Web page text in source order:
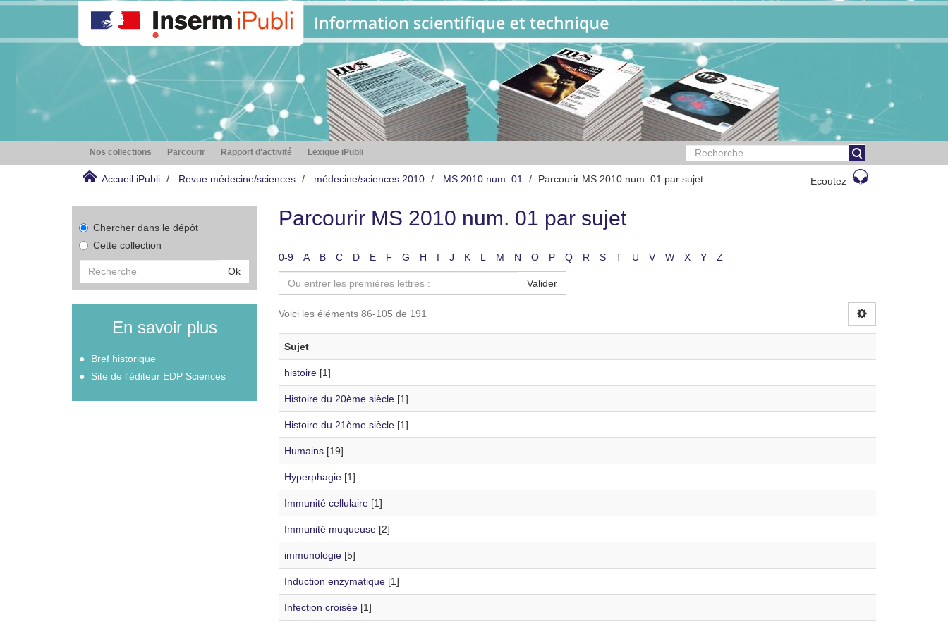
Nos collections Parcourir Rapport d'activité Lexique iPubli
Accueil iPubli Revue médecine/sciences médecine/sciences 2010 MS 2010 num. 01 Parcourir MS 2010 num. 01 par sujet Ecoutez
Chercher dans le dépôt
Cette collection
Ok
En savoir plus
Bref historique
Site de l'éditeur EDP Sciences
Parcourir MS 2010 num. 01 par sujet
0-9 A B C D E F G H I J K L M N O P Q R S T U V W X Y Z
Valider
Voici les éléments 86-105 de 191
Sujet
histoire[1]
Histoire du 20ème siècle[1]
Histoire du 21ème siècle[1]
Humains[19]
Hyperphagie[1]
Immunité cellulaire[1]
Immunité muqueuse[2]
immunologie[5]
Induction enzymatique[1]
Infection croisée[1]